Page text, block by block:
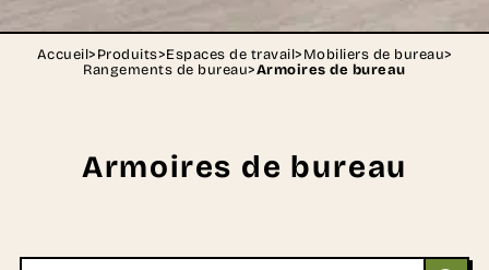
Accueil>Produits>Espaces de travail>Mobiliers de bureau>
Rangements de bureau>Armoires de bureau
Armoires de bureau